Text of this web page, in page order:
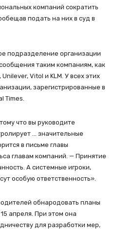
компаний сократить
подать на них в суд в
подразделение организации
таким компаниям, как
Unilever, Vitol и KLM. У всех этих
зарегистрированные в
Times.
что вы руководите
… значительные
в письме главы
главам компаний. — Принятие
А системные игроки,
особую ответственность».
обнародовать планы
апреля. При этом она
для разработки мер,